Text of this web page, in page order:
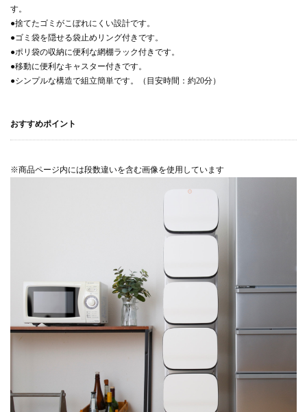
す。
●捨てたゴミがこぼれにくい設計です。
●ゴミ袋を隠せる袋止めリング付きです。
●ポリ袋の収納に便利な網棚ラック付きです。
●移動に便利なキャスター付きです。
●シンプルな構造で組立簡単です。（目安時間：約20分）
おすすめポイント
※商品ページ内には段数違いを含む画像を使用しています